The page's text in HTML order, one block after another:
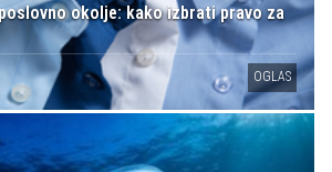
okolje: kako izbrati pravo za
OGLAS